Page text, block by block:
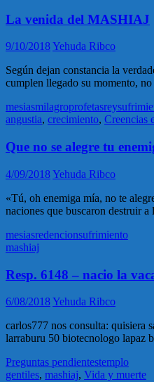
La venida del MASHIAJ
9/10/2018Yehuda Ribco
Según dejan constancia la
cumplen llegado su momento,
mesiasmilagroprofetasrey
angustia, crecimiento, Creencias
Que no se alegre tu
4/09/2018Yehuda Ribco
«Tú, oh enemiga mía, no te
naciones que buscaron destruir
mesiasredencionsufrimiento
mashiaj
Resp. 6148 – nacio la
6/08/2018Yehuda Ribco
carlos777 nos consulta: quisiera
larraburu 50 biotecnologo lapaz
Preguntas pendientestemplo
gentiles, mashiaj, Vida y muerte